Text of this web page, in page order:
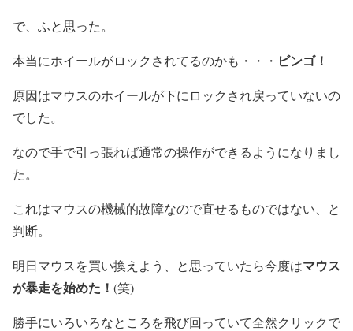
で、ふと思った。
本当にホイールがロックされてるのかも・・・ ビンゴ！
原因はマウスのホイールが下にロックされ戻っていないの
でした。
なので手で引っ張れば通常の操作ができるようになりまし
た。
これはマウスの機械的故障なので直せるものではない、と
判断。
明日マウスを買い換えよう、と思っていたら今度はマウス
が暴走を始めた！ (笑)
勝手にいろいろなところを飛び回っていて全然クリックで